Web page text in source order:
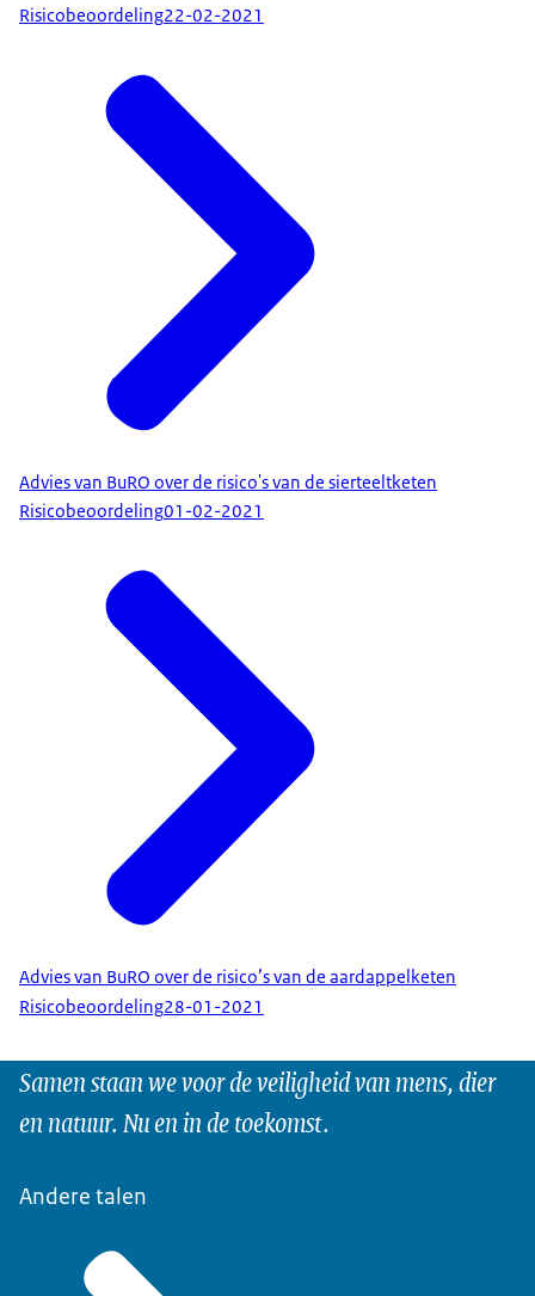
Risicobeoordeling22-02-2021
Advies van BuRO over de risico's van de sierteeltketen
Risicobeoordeling01-02-2021
Advies van BuRO over de risico’s van de aardappelketen
Risicobeoordeling28-01-2021
Samen staan we voor de veiligheid van mens, dier
en natuur. Nu en in de toekomst.
Andere talen